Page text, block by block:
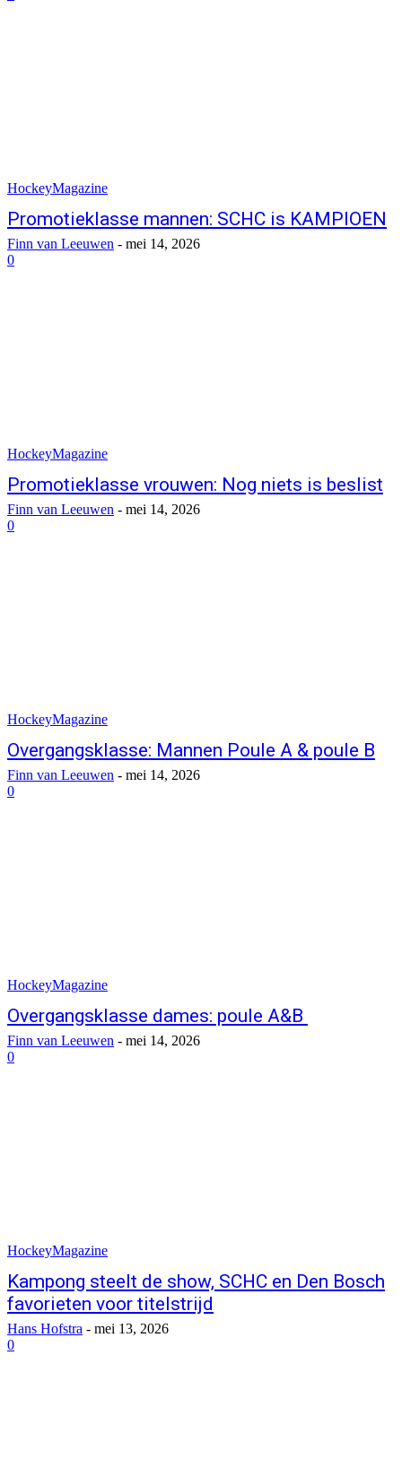
HockeyMagazine
Promotieklasse mannen: SCHC is KAMPIOEN
Finn van Leeuwen - mei 14, 2026
0
HockeyMagazine
Promotieklasse vrouwen: Nog niets is beslist
Finn van Leeuwen - mei 14, 2026
0
HockeyMagazine
Overgangsklasse: Mannen Poule A & poule B
Finn van Leeuwen - mei 14, 2026
0
HockeyMagazine
Overgangsklasse dames: poule A&B
Finn van Leeuwen - mei 14, 2026
0
HockeyMagazine
Kampong steelt de show, SCHC en Den Bosch
favorieten voor titelstrijd
Hans Hofstra - mei 13, 2026
0